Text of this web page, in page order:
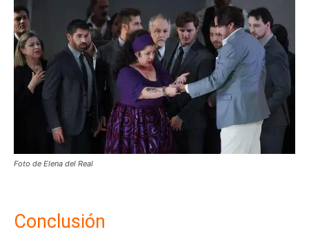
Foto de Elena del Real
Conclusión